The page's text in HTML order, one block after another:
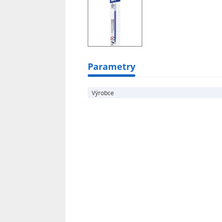
Parametry
Výrobce